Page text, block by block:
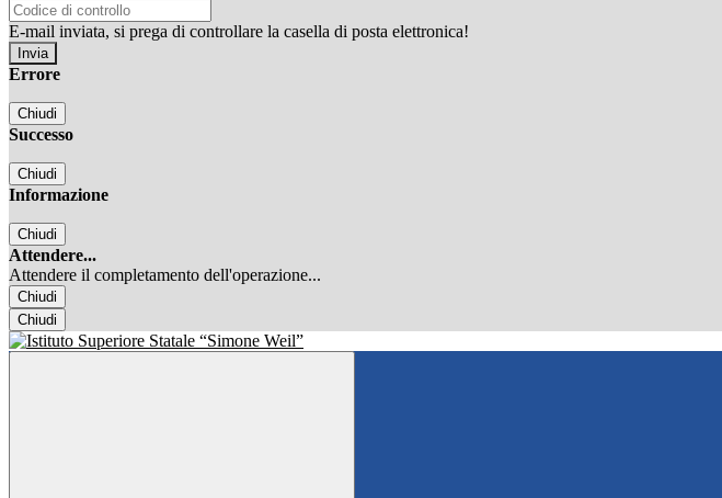
E-mail inviata, si prega di controllare la casella di posta elettronica!
Errore
Chiudi
Successo
Chiudi
Informazione
Chiudi
Attendere...
Attendere il completamento dell'operazione...
Chiudi
Chiudi